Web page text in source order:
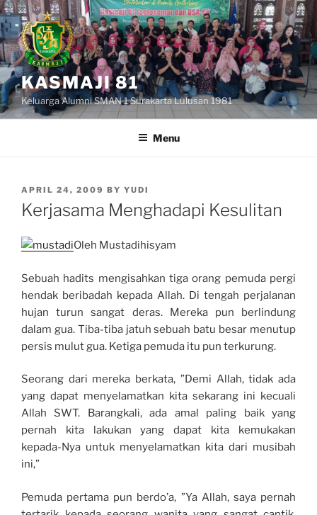
Skip
to
content
KASMAJI 81
Keluarga Alumni SMAN 1 Surakarta Lulusan 1981
Menu
POSTED
ON
APRIL 24, 2009 BY YUDI
Kerjasama Menghadapi Kesulitan
Oleh Mustadihisyam
Sebuah hadits mengisahkan tiga orang pemuda pergi
hendak beribadah kepada Allah. Di tengah perjalanan
hujan turun sangat deras. Mereka pun berlindung
dalam gua. Tiba-tiba jatuh sebuah batu besar menutup
persis mulut gua. Ketiga pemuda itu pun terkurung.
Seorang dari mereka berkata, ”Demi Allah, tidak ada
yang dapat menyelamatkan kita sekarang ini kecuali
Allah SWT. Barangkali, ada amal paling baik yang
pernah kita lakukan yang dapat kita kemukakan
kepada-Nya untuk menyelamatkan kita dari musibah
ini,”
Pemuda pertama pun berdo’a, ”Ya Allah, saya pernah